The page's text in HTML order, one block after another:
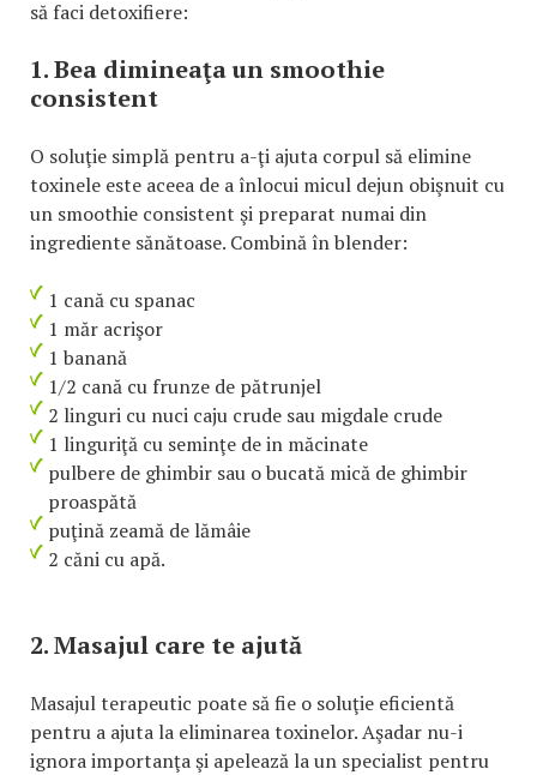
să faci detoxifiere:
1. Bea dimineaţa un smoothie
consistent
O soluţie simplă pentru a-ţi ajuta corpul să elimine
toxinele este aceea de a înlocui micul dejun obişnuit cu
un smoothie consistent şi preparat numai din
ingrediente sănătoase. Combină în blender:
1 cană cu spanac
1 măr acrişor
1 banană
1/2 cană cu frunze de pătrunjel
2 linguri cu nuci caju crude sau migdale crude
1 linguriţă cu seminţe de in măcinate
pulbere de ghimbir sau o bucată mică de ghimbir
proaspătă
puţină zeamă de lămâie
2 căni cu apă.
2. Masajul care te ajută
Masajul terapeutic poate să fie o soluţie eficientă
pentru a ajuta la eliminarea toxinelor. Aşadar nu-i
ignora importanţa şi apelează la un specialist pentru